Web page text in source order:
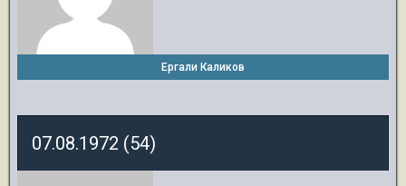
Ергали Каликов
07.08.1972 (54)